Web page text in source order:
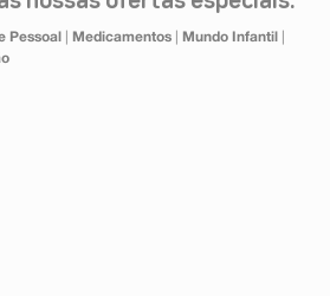
Pessoal Medicamentos| Mundo Infantil